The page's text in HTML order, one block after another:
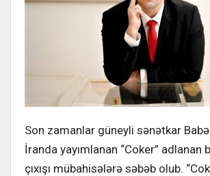
Son zamanlar güneyli sənətkar
İranda yayımlanan “Coker” adlanan
çıxışı mübahisələrə səbəb olub.